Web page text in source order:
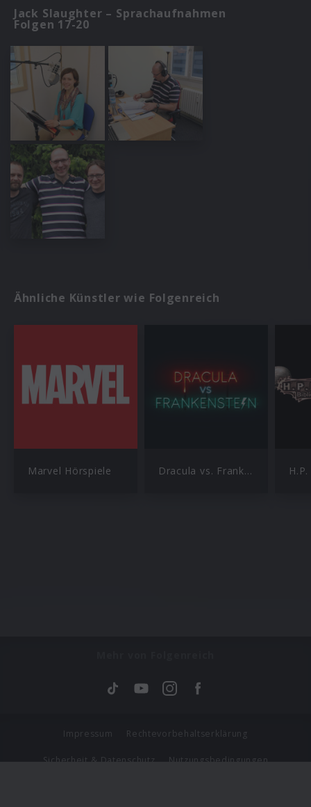
Jack Slaughter – Sprachaufnahmen
Folgen 17-20
Ähnliche Künstler wie Folgenreich
Marvel Hörspiele Dracula vs. Frankenstein
Impressum Rechtevorbehaltserklärung
Sicherheit & Datenschutz Nutzungsbedingungen